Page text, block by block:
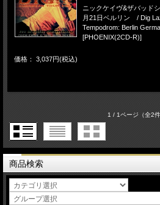
ニックケイヴ&ザバッド
月21日ベルリン / Dig
Tempodrom: Berlin
[PHOENIX(2CD-R)]
価格： 3,037円(税込)
1 / 1ページ（全2件
商品検索